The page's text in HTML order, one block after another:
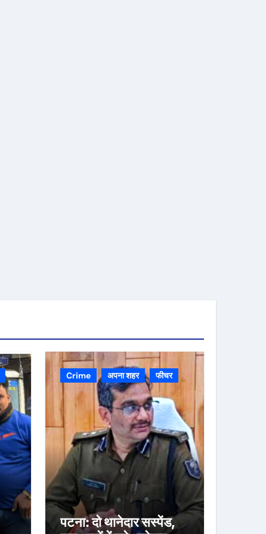
Crime अपना शहर फीचर
पटना: दो थानेदार सस्पेंड,